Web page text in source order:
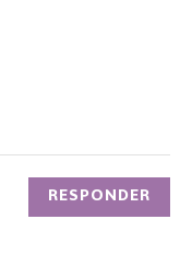
RESPONDER